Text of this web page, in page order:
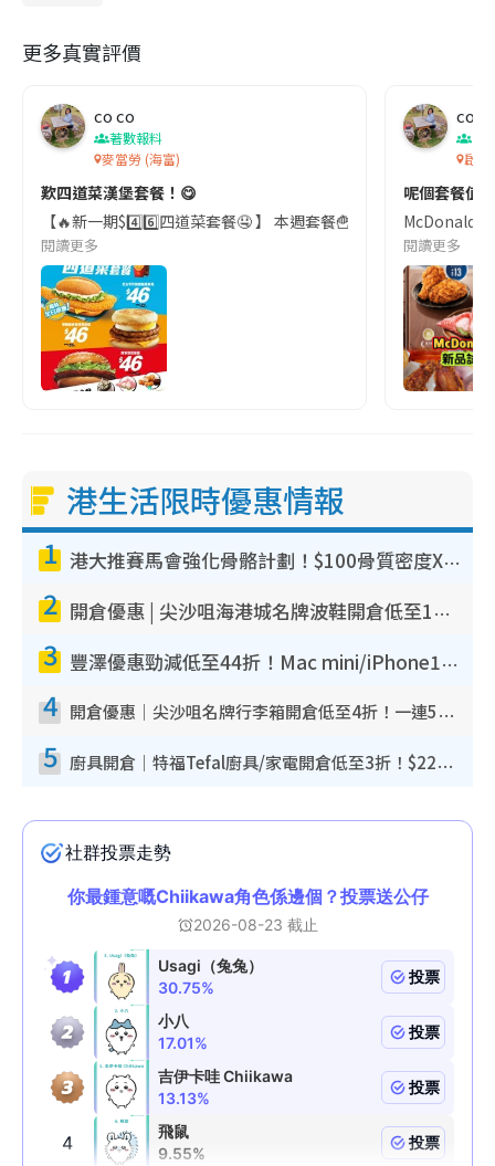
更多真實評價
co co
著數報料
麥當勞 (海富)
歎四道菜漢堡套餐！😋
【🔥新一期$4️⃣6️⃣四道菜套餐🤤 】 本週套餐🍟🥤選擇有👇 🐟北
閱讀更多
co
啟德
呢個套餐值
McDonald's
閱讀更多
港生活限時優惠情報
1 港大推賽馬會強化骨骼計劃！$100骨質密度X光檢查 完成免費運動訓練送超市禮券！附參加資格
2 開倉優惠 | 尖沙咀海港城名牌波鞋開倉低至1折！On鞋$899起／Joy&Peace鞋履$98起
3 豐澤優惠勁減低至44折！Mac mini/iPhone17Pro大減價！廚房家電$220起
4 開倉優惠｜尖沙咀名牌行李箱開倉低至4折！一連5日 American Tourister/ace./Hallmark $200起！
5 廚具開倉｜特福Tefal廚具/家電開倉低至3折！$220起買平底鍋/炒鑊/湯煲！電飯煲/吸塵機/燙斗$418起